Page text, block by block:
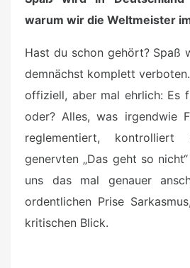
warum wir die Weltmeister
Hast du schon gehört? Spaß
demnächst komplett
offiziell, aber mal ehrlich: Es
oder? Alles, was irgendwie
reglementiert,
genervten „Das geht so
uns das mal genauer
ordentlichen Prise
kritischen Blick.